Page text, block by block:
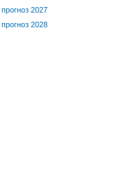
2027
2028